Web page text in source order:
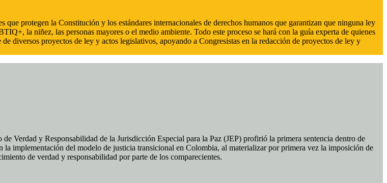
protegen la Constitución y los estándares internacionales de derechos humanos que garantizan que ninguna ley
la niñez, las personas mayores o el medio ambiente. Todo este proceso se hará con la guía experta de quienes
diversos proyectos de ley y actos legislativos, apoyando a Congresistas en la redacción de proyectos de ley y
Verdad y Responsabilidad de la Jurisdicción Especial para la Paz (JEP) profirió la primera sentencia dentro de
implementación del modelo de justicia transicional en Colombia, al materializar por primera vez la imposición de
de verdad y responsabilidad por parte de los comparecientes.